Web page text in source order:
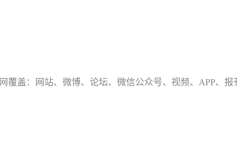
覆盖：网站、微博、论坛、微信公众号、视频、APP、